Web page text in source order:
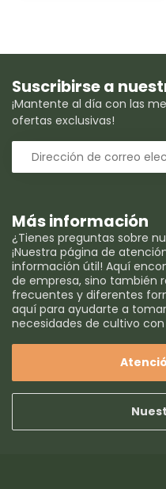
Más información
¿Tienes preguntas sobre
¡Nuestra página de
información útil! Aquí
de empresa, sino también
frecuentes y diferentes
aquí para ayudarte a
necesidades de cultivo
Suscribirse a
¡Mantente al día con las
ofertas exclusivas!